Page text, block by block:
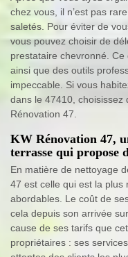
chez vous, il n’est pas
saletés. Pour éviter de
vous pouvez choisir de
prestataire chevronné.
ainsi que des outils
impeccable. Si vous
dans le 47410, choisissez
Rénovation 47.
KW Rénovation 47,
terrasse qui propose
En matière de nettoyage
47 est celle qui est la plus
abordables. Le coût de
cela depuis son arrivée
cause de ses tarifs que
propriétaires : ses